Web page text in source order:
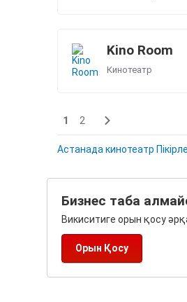
Kino Room
Кинотеатр
1 2
Астанада кинотеатр
Бизнес таба
Викиситиге орын қосу
Орын Қосу